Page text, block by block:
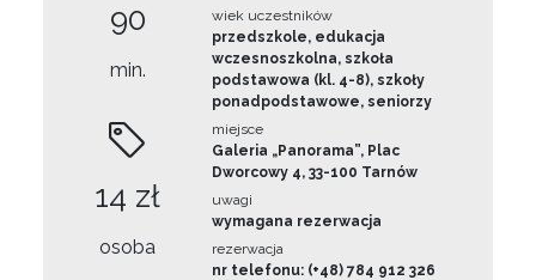
90
min.
14 zł
osoba
wiek uczestników
przedszkole, edukacja
wczesnoszkolna, szkoła
podstawowa (kl. 4-8), szkoły
ponadpodstawowe, seniorzy
miejsce
Galeria „Panorama”, Plac
Dworcowy 4, 33-100 Tarnów
uwagi
wymagana rezerwacja
rezerwacja
nr telefonu: (+48) 784 912 326